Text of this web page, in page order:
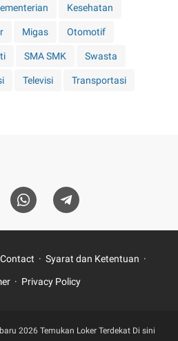
Kesehatan
Migas Otomotif
SMA SMK Swasta
Televisi Transportasi
Contact Syarat dan Ketentuan
Privacy Policy
2026 Temukan Loker Terdekat Di sini